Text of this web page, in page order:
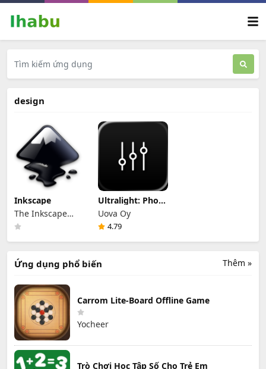
design
Inkscape
The Inkscape
Community
Ultralight: Photo
Video Editor
Uova Oy
4.79
Thêm »
Ứng dụng phổ biến
Carrom Lite-Board Offline Game
Yocheer
Trò Chơi Học Tập Số Cho Trẻ Em